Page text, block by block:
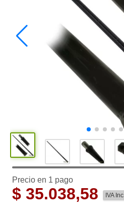
Precio en 1 pago
$35.038,58 IVA Inc.